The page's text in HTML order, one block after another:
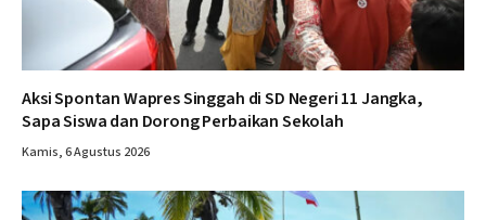
Aksi Spontan Wapres Singgah di SD Negeri 11 Jangka,
Sapa Siswa dan Dorong Perbaikan Sekolah
Kamis, 6 Agustus 2026